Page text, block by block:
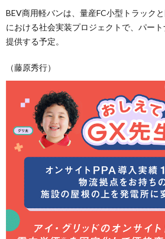
BEV商用軽バンは、量産FC小型トラック
における社会実装プロジェクトで、パー
提供する予定。
（藤原秀行）